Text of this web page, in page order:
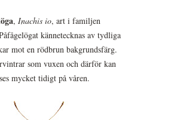
, Inachis io, art i familjen
kännetecknas av tydliga
mot en rödbrun bakgrundsfärg.
som vuxen och därför kan
mycket tidigt på våren.